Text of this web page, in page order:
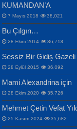
İPEK ACAR
Gazze’nin Şecaati,
Selahattin Yıldız
İdrakimle Üşürken...
ERDEM BAYAZIT
Sana, Bana,
İnsanlarına Dair...
KUMANDAN’A
7 Mayıs 2018 38,021
Bu Çılgın…
28 Ekim 2014 36,718
Sessiz Bir Gidiş Gazeli
28 Eylül 2015 36,092
Mami Alexandrina için
28 Ekim 2020 35,726
Mehmet Çetin Vefat
25 Kasım 2024 35,682